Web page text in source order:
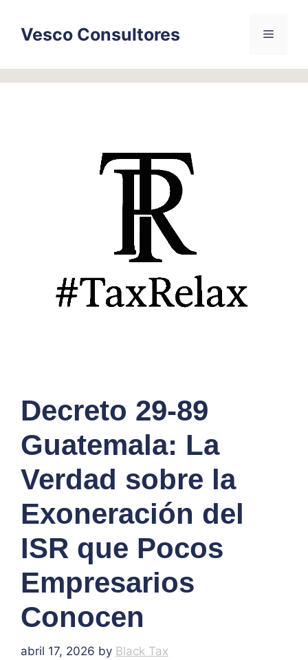
contentVesco Consultores Menu
Decreto 29-89
Guatemala: La
Verdad sobre la
Exoneración del
ISR que Pocos
Empresarios
Conocen
abril 17, 2026 by Black Tax